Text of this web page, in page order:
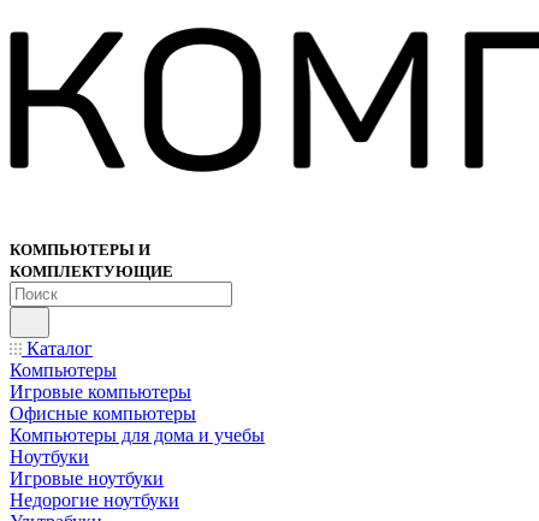
КОМПЬЮТЕРЫ И
КОМПЛЕКТУЮЩИЕ
Каталог
Компьютеры
Игровые компьютеры
Офисные компьютеры
Компьютеры для дома и учебы
Ноутбуки
Игровые ноутбуки
Недорогие ноутбуки